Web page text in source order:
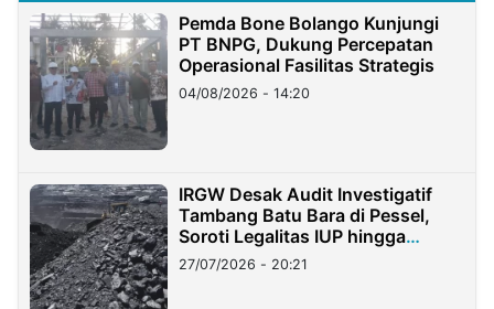
Pemda Bone Bolango Kunjungi
PT BNPG, Dukung Percepatan
Operasional Fasilitas Strategis
04/08/2026 - 14:20
IRGW Desak Audit Investigatif
Tambang Batu Bara di Pessel,
Soroti Legalitas IUP hingga
Stockpile
27/07/2026 - 20:21